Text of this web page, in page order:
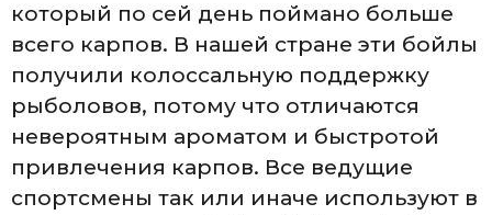
который по сей день поймано больше
всего карпов. В нашей стране эти бойлы
получили колоссальную поддержку
рыболовов, потому что отличаются
невероятным ароматом и быстротой
привлечения карпов. Все ведущие
спортсмены так или иначе используют в